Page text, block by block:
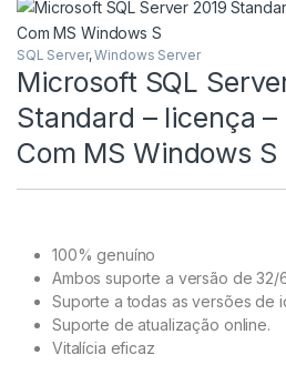
SQL Server,Windows Server
Microsoft SQL
Standard – licença –
Com MS Windows S
100% genuíno
Ambos suporte a versão de 32/
Suporte a todas as versões de
Suporte de atualização online.
Vitalícia eficaz